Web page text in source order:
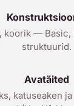
koorik —
struktuurid.
Avatäited
katuseaken